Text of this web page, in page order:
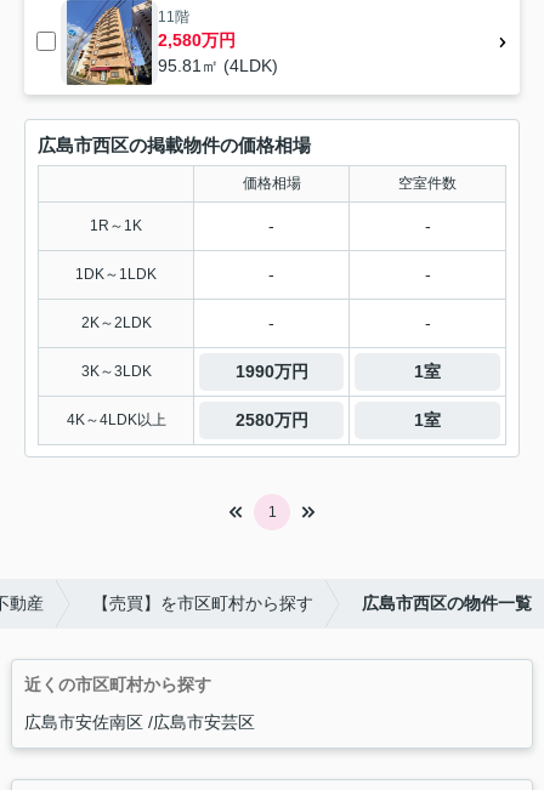
11階
2,580万円
95.81㎡ (4LDK)
広島市西区の掲載物件の価格相場
価格相場 空室件数
1R～1K - -
1DK～1LDK - -
2K～2LDK - -
3K～3LDK 1990万円 1室
4K～4LDK以上 2580万円 1室
1
動産 【売買】を市区町村から探す 広島市西区の物件一覧
近くの市区町村から探す
広島市安佐南区 広島市安芸区